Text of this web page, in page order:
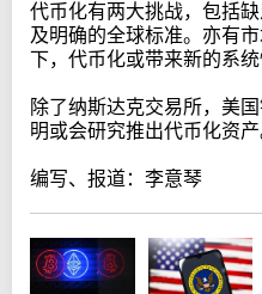
代币化有两大挑战，包括
及明确的全球标准。亦有
下，代币化或带来新的系统
除了纳斯达克交易所，美
明或会研究推出代币化资产
编写、报道：李意琴